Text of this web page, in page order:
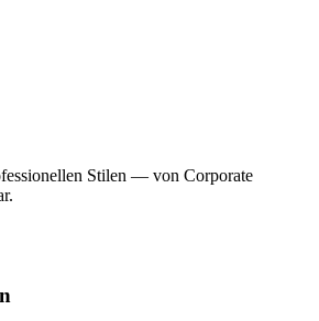
Stilen — von Corporate